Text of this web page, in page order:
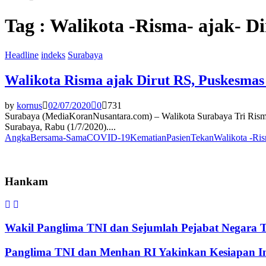
Tag : Walikota -Risma- ajak-
Headline indeks Surabaya
Walikota Risma ajak Dirut RS,
by kornus 02/07/2020 0
731
Surabaya (MediaKoranNusantara.com) – Walikota Surabaya Tri
Surabaya, Rabu (1/7/2020)....
AngkaBersama-SamaCOVID-19KematianPasienTekanWalikota -
Hankam
Wakil Panglima TNI dan Sejumlah Pejabat
Panglima TNI dan Menhan RI Yakinkan Kesiapan